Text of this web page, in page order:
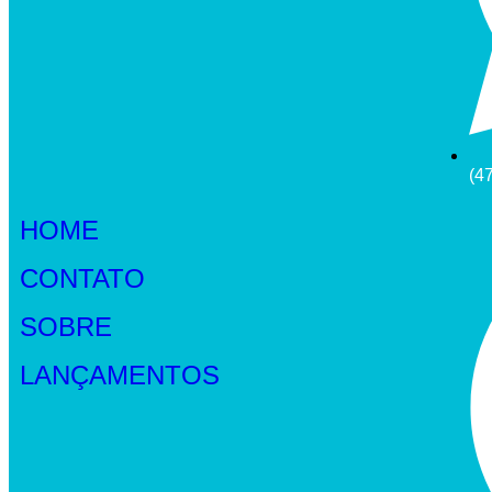
HOME
CONTATO
SOBRE
LANÇAMENTOS